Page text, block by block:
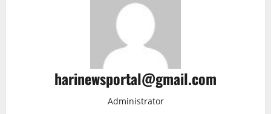
harinewsportal@gmail.com
Administrator